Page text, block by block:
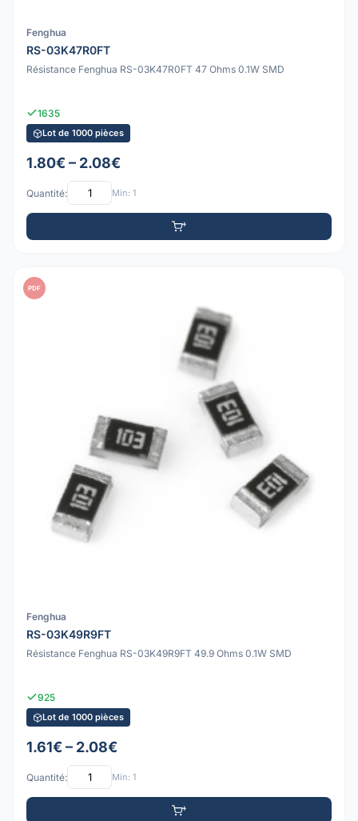
Fenghua
RS-03K47R0FT
Résistance Fenghua RS-03K47R0FT 47 Ohms 0.1W SMD
1635
Lot de 1000 pièces
1.80€ – 2.08€
Quantité: Min: 1
PDF
Fenghua
RS-03K49R9FT
Résistance Fenghua RS-03K49R9FT 49.9 Ohms 0.1W SMD
925
Lot de 1000 pièces
1.61€ – 2.08€
Quantité: Min: 1